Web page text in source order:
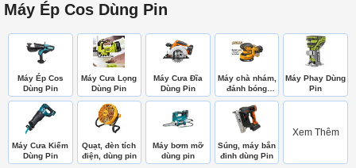
Máy Ép Cos Dùng Pin
Máy Ép Cos
Dùng Pin
Máy Cưa Lọng
Dùng Pin
Máy Cưa Đĩa
Dùng Pin
Máy chà nhám,
đánh bóng
dùng Pin
Máy Phay Dùng
Pin
Máy Cưa Kiếm
Dùng Pin
Quạt, đèn tích
điện, dùng pin
Máy bơm mỡ
dùng pin
Súng, máy bắn
đinh dùng Pin
Xem Thêm